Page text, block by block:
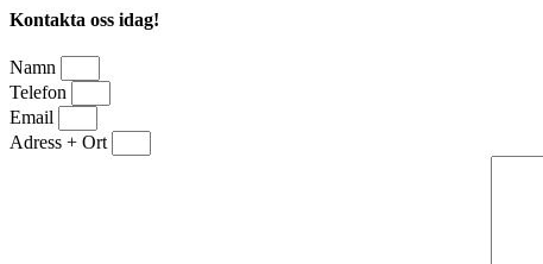
Kontakta oss idag!
Namn
Telefon
Email
Adress + Ort